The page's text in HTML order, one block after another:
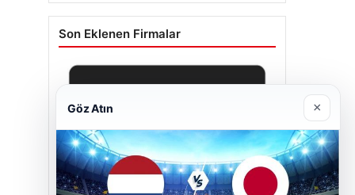
Son Eklenen Firmalar
Göz Atın ×